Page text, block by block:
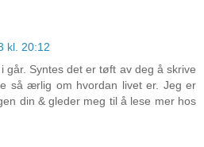
kl. 20:12
går. Syntes det er tøft av deg å skrive
så ærlig om hvordan livet er. Jeg er
din & gleder meg til å lese mer hos